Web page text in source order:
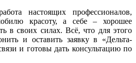
настоящих профессионалов,
красоту, а себе – хорошее
в своих силах. Всё, что для этого
и оставить заявку в «Дельта-
и готовы дать консультацию по